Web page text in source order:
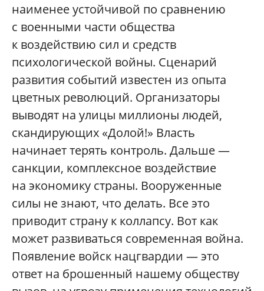
наименее устойчивой по сравнению
с военными части общества
к воздействию сил и средств
психологической войны. Сценарий
развития событий известен из опыта
цветных революций. Организаторы
выводят на улицы миллионы людей,
скандирующих «Долой!» Власть
начинает терять контроль. Дальше —
санкции, комплексное воздействие
на экономику страны. Вооруженные
силы не знают, что делать. Все это
приводит страну к коллапсу. Вот как
может развиваться современная война.
Появление войск нацгвардии — это
ответ на брошенный нашему обществу